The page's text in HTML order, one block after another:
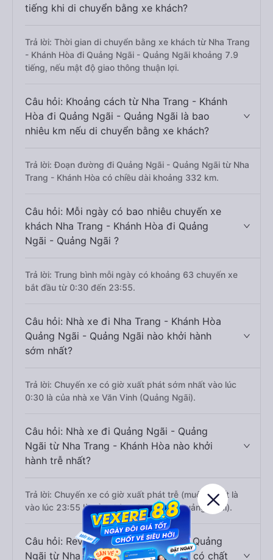
tiếng khi di chuyển bằng xe khách?
Trả lời: Thời gian di chuyển bằng xe khách từ Nha Trang
- Khánh Hòa đi Quảng Ngãi - Quảng Ngãi khoảng 7.9
tiếng, nếu mật độ giao thông thuận lợi.
Câu hỏi: Khoảng cách từ Nha Trang - Khánh
Hòa đi Quảng Ngãi - Quảng Ngãi là bao
nhiêu km nếu di chuyển bằng xe khách?
Trả lời: Đoạn đường đi Quảng Ngãi - Quảng Ngãi từ Nha
Trang - Khánh Hòa có chiều dài khoảng 332 km.
Câu hỏi: Mỗi ngày có bao nhiêu chuyến xe
khách Nha Trang - Khánh Hòa đi Quảng
Ngãi - Quảng Ngãi ?
Trả lời: Trung bình mỗi ngày có khoảng 63 chuyến xe
bắt đầu từ 0:30 đến 23:55.
Câu hỏi: Nhà xe đi Nha Trang - Khánh Hòa
Quảng Ngãi - Quảng Ngãi nào khởi hành
sớm nhất?
Trả lời: Chuyến xe có giờ xuất phát sớm nhất vào lúc
0:30 là của nhà xe Văn Vinh (Quảng Ngãi).
Câu hỏi: Nhà xe đi Quảng Ngãi - Quảng
Ngãi từ Nha Trang - Khánh Hòa nào khởi
hành trễ nhất?
Trả lời: Chuyến xe có giờ xuất phát trễ (muộn) nhất là
vào lúc 23:55 là của nhà xe Văn Vinh (Quảng Ngãi).
Câu hỏi: Review xe đi Quảng Ngãi - Quảng
Ngãi từ Nha Trang - Khánh Hòa nào có chất